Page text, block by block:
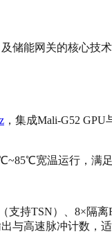
储能网关的核心技
，集成Mali-G52
宽温运行，满
支持TSN）、8×隔
与高速脉冲计数，